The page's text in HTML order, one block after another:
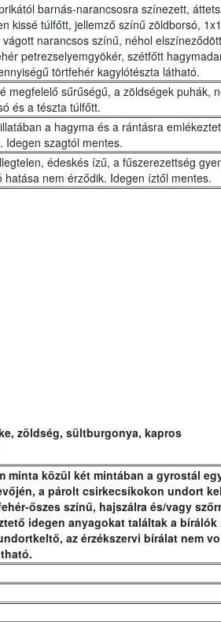
barnás-narancsosra színezett,
kissé túlfőtt, jellemző színű zöldborsó,
narancsos színű, néhol
petrezselyemgyökér, szétfőtt
törtfehér kagylótészta látható.
megfelelő sűrűségű, a zöldségek puhák,
és a tészta túlfőtt.
a hagyma és a rántásra
Idegen szagtól mentes.
édeskés ízű, a fűszerezettség
hatása nem érződik. Idegen íztől mentes.
zöldség, sültburgonya, kapros
minta közül két mintában a gyrostál
a párolt csirkecsíkokon undort
őszes színű, hajszálra és/vagy
idegen anyagokat találtak a bírálók
az érzékszervi bírálat nem